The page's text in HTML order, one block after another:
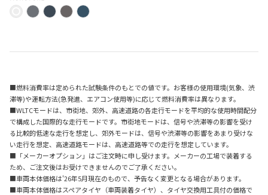
■燃料消費率は定められた試験条件のもとでの値です。お客様の使用環境(気象、渋
滞等)や運転方法(急発進、エアコン使用等)に応じて燃料消費率は異なります。
■WLTCモードは、市街地、郊外、高速道路の各走行モードを平均的な使用時間配分
で構成した国際的な走行モードです。市街地モードは、信号や渋滞等の影響を受け
る比較的低速な走行を想定し、郊外モードは、信号や渋滞等の影響をあまり受けな
い走行を想定、高速道路モードは、高速道路等での走行を想定しています。
■「メーカーオプション」はご注文時に申し受けます。メーカーの工場で装着する
ため、ご注文後はお受けできませんのでご了承ください。
■車両本体価格は'26年5月現在のもので、予告なく変更となる場合があります。
■車両本体価格はスペアタイヤ（車両装着タイヤ）、タイヤ交換用工具付の価格で